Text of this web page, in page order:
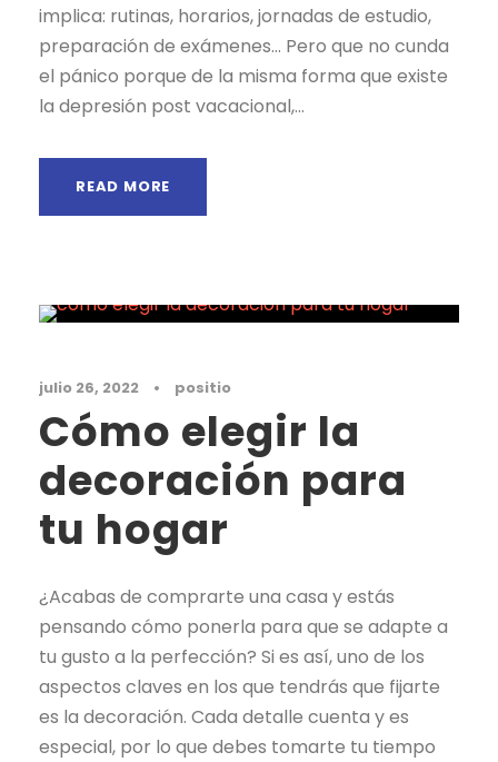
implica: rutinas, horarios, jornadas de estudio,
preparación de exámenes… Pero que no cunda
el pánico porque de la misma forma que existe
la depresión post vacacional,...
READ MORE
julio 26, 2022 • positio
Cómo elegir la
decoración para
tu hogar
¿Acabas de comprarte una casa y estás
pensando cómo ponerla para que se adapte a
tu gusto a la perfección? Si es así, uno de los
aspectos claves en los que tendrás que fijarte
es la decoración. Cada detalle cuenta y es
especial, por lo que debes tomarte tu tiempo